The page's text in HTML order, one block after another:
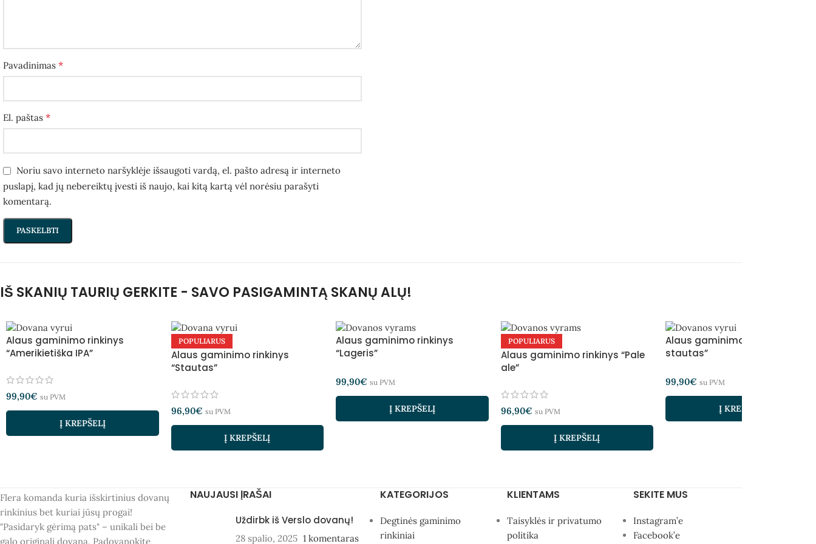
Pavadinimas *
El. paštas *
Noriu savo interneto naršyklėje išsaugoti vardą, el. pašto adresą ir interneto
puslapį, kad jų nebereiktų įvesti iš naujo, kai kitą kartą vėl norėsiu parašyti
komentarą.
IŠ SKANIŲ TAURIŲ GERKITE - SAVO PASIGAMINTĄ SKANŲ ALŲ!
Alaus gaminimo rinkinys
“Amerikietiška IPA”
99,90€ su PVM
Į KREPŠELĮ
POPULIARUS
Alaus gaminimo rinkinys
“Stautas”
96,90€ su PVM
Į KREPŠELĮ
Alaus gaminimo rinkinys
“Lageris”
99,90€ su PVM
Į KREPŠELĮ
POPULIARUS
Alaus gaminimo rinkinys “Pale
ale”
96,90€ su PVM
Į KREPŠELĮ
Alaus gaminimo rinkinys “Pieno
stautas”
99,90€ su PVM
Į KREPŠELĮ
Flera komanda kuria išskirtinius dovanų
rinkinius bet kuriai jūsų progai!
"Pasidaryk gėrimą pats" – unikali bei be
galo originali dovana. Padovanokite
NAUJAUSI ĮRAŠAI
Uždirbk iš Verslo dovanų!
28 spalio, 2025 1 komentaras
KATEGORIJOS
Degtinės gaminimo
rinkiniai
KLIENTAMS
Taisyklės ir privatumo
politika
SEKITE MUS
Instagram’e
Facebook’e